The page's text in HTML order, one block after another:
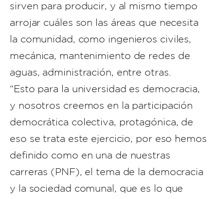
sirven para producir, y al mismo tiempo
arrojar cuáles son las áreas que necesita
la comunidad, como ingenieros civiles,
mecánica, mantenimiento de redes de
aguas, administración, entre otras.
“Esto para la universidad es democracia,
y nosotros creemos en la participación
democrática colectiva, protagónica, de
eso se trata este ejercicio, por eso hemos
definido como en una de nuestras
carreras (PNF), el tema de la democracia
y la sociedad comunal, que es lo que